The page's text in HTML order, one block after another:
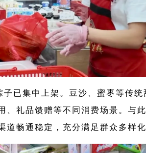
已集中上架。豆沙、蜜枣等传统
礼品馈赠等不同消费场景。与此
畅通稳定，充分满足群众多样化